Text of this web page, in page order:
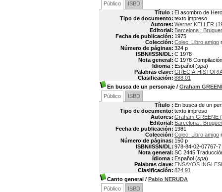
Público
ISBD
Título : El asombro de
Tipo de documento: texto impreso
Autores: Werner KELLER
Editorial: Barcelona :
Fecha de publicación: 1975
Colección: Colec. Libro amigo
Número de páginas: 324 p
ISBN/ISSN/DL: C 1978
Nota general: C 1978
Idioma : Español (spa)
Palabras clave: GRECIA-
Clasificación: 888.01
En busca de un personaje / Graham
Público
ISBD
Título : En busca de un
Tipo de documento: texto impreso
Autores: Graham GREENE
Editorial: Barcelona :
Fecha de publicación: 1981
Colección: Colec. Libro amigo
Número de páginas: 150 p
ISBN/ISSN/DL: 978-84-02-07767-7
Nota general: SC 2445
Idioma : Español (spa)
Palabras clave: ENSAYOS
Clasificación: 824.91
Canto general / Pablo NERUDA
Público
ISBD